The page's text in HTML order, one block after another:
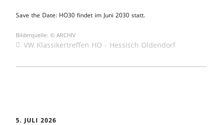
Save the Date: HO30 findet im Juni 2030 statt.
Bilderquelle: © ARCHIV
VW Klassikertreffen HO - Hessisch Oldendorf
5. JULI 2026